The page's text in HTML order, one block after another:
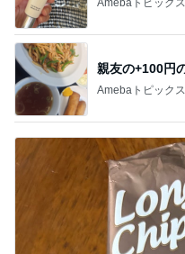
親友の+100円
Amebaトピックス